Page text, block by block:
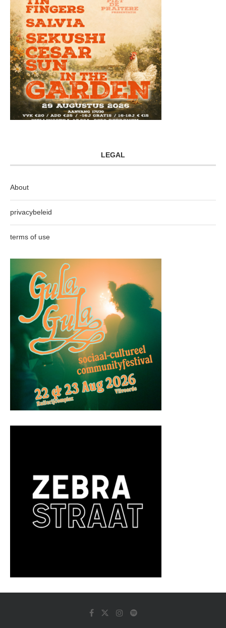
LEGAL
About
privacybeleid
terms of use